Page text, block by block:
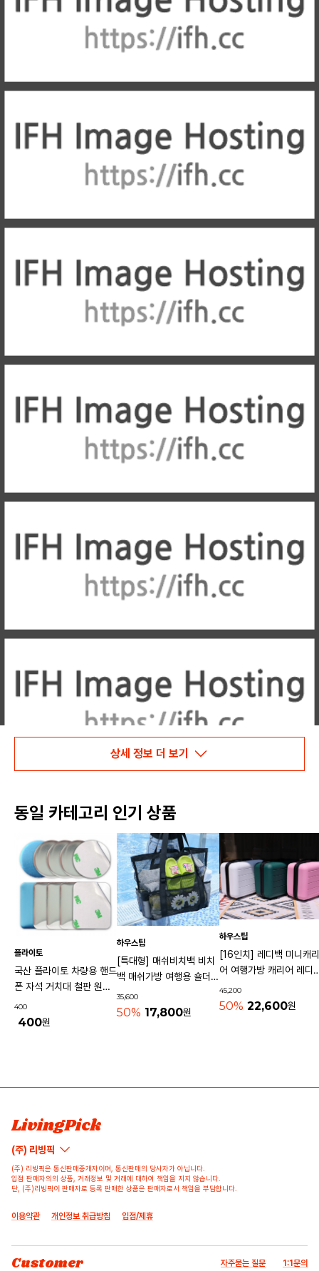
상세 정보 더 보기
동일 카테고리 인기 상품
플라이토
국산 플라이토 차량용 핸드
폰 자석 거치대 철판 원형
사각 40mm
400
400원
하우스팁
[특대형] 매쉬비치백 비치
백 매쉬가방 여행용 숄더백
물놀이가방 수영가방 물빠
지는가방
35,600
50% 17,800원
하우스팁
[16인치] 레디백 미니캐리
어 여행가방 캐리어 레디
기내용가방
45,200
50% 22,600원
LivingPick
(주) 리빙픽
(주) 리빙픽은 통신판매중개자이며, 통신판매의 당사자가 아닙니다.
입점 판매자의의 상품, 거래정보 및 거래에 대하여 책임을 지지 않습니다.
단, (주)리빙픽이 판매자로 등록 판매한 상품은 판매자로서 책임을 부담합니다.
이용약관 개인정보 취급방침 입점/제휴
Customer 자주묻는 질문 1:1문의